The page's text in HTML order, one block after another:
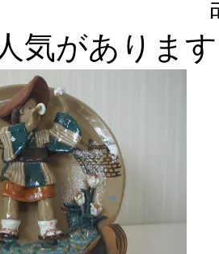
気がありま